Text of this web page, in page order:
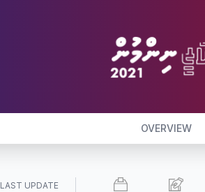
OVERVIEW
LAST UPDATE